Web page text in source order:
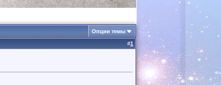
Опции темы
#1